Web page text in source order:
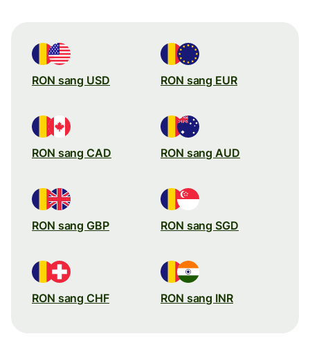
RON sang USD RON sang EUR
RON sang CAD RON sang AUD
RON sang GBP RON sang SGD
RON sang CHF RON sang INR